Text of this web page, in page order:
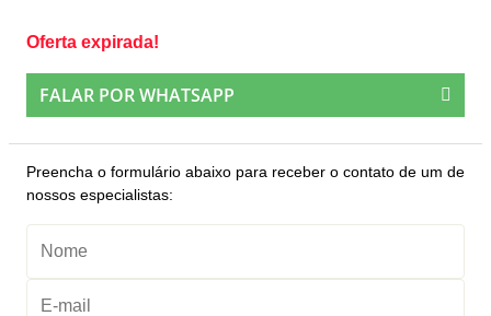
Oferta expirada!
FALAR POR WHATSAPP
Preencha o formulário abaixo para receber o contato de um de
nossos especialistas: